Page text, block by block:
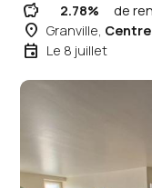
savings 2.78% de
place Granville,
event Le 8 juillet